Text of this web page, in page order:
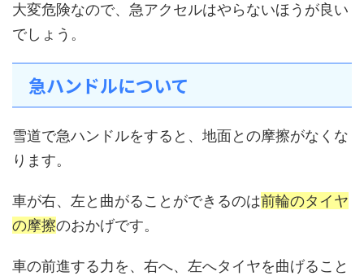
大変危険なので、急アクセルはやらないほうが良い
でしょう。
急ハンドルについて
雪道で急ハンドルをすると、地面との摩擦がなくな
ります。
車が右、左と曲がることができるのは前輪のタイヤ
の摩擦のおかげです。
車の前進する力を、右へ、左へタイヤを曲げること